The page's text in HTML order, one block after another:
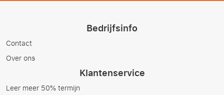
Bedrijfsinfo
Contact
Over ons
Klantenservice
Leer meer 50% termijn